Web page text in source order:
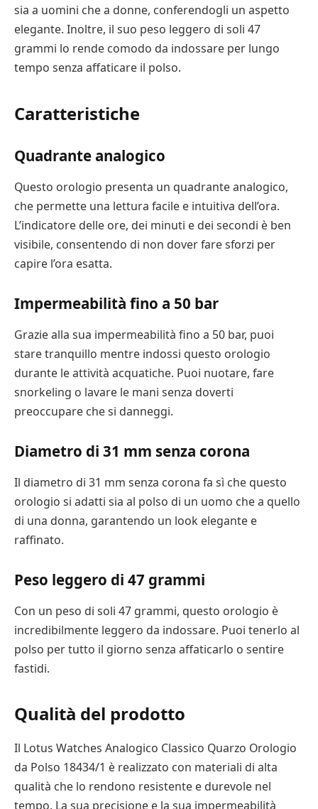
sia a uomini che a donne, conferendogli un aspetto
elegante. Inoltre, il suo peso leggero di soli 47
grammi lo rende comodo da indossare per lungo
tempo senza affaticare il polso.
Caratteristiche
Quadrante analogico
Questo orologio presenta un quadrante analogico,
che permette una lettura facile e intuitiva dell’ora.
L’indicatore delle ore, dei minuti e dei secondi è ben
visibile, consentendo di non dover fare sforzi per
capire l’ora esatta.
Impermeabilità fino a 50 bar
Grazie alla sua impermeabilità fino a 50 bar, puoi
stare tranquillo mentre indossi questo orologio
durante le attività acquatiche. Puoi nuotare, fare
snorkeling o lavare le mani senza doverti
preoccupare che si danneggi.
Diametro di 31 mm senza corona
Il diametro di 31 mm senza corona fa sì che questo
orologio si adatti sia al polso di un uomo che a quello
di una donna, garantendo un look elegante e
raffinato.
Peso leggero di 47 grammi
Con un peso di soli 47 grammi, questo orologio è
incredibilmente leggero da indossare. Puoi tenerlo al
polso per tutto il giorno senza affaticarlo o sentire
fastidi.
Qualità del prodotto
Il Lotus Watches Analogico Classico Quarzo Orologio
da Polso 18434/1 è realizzato con materiali di alta
qualità che lo rendono resistente e durevole nel
tempo. La sua precisione e la sua impermeabilità